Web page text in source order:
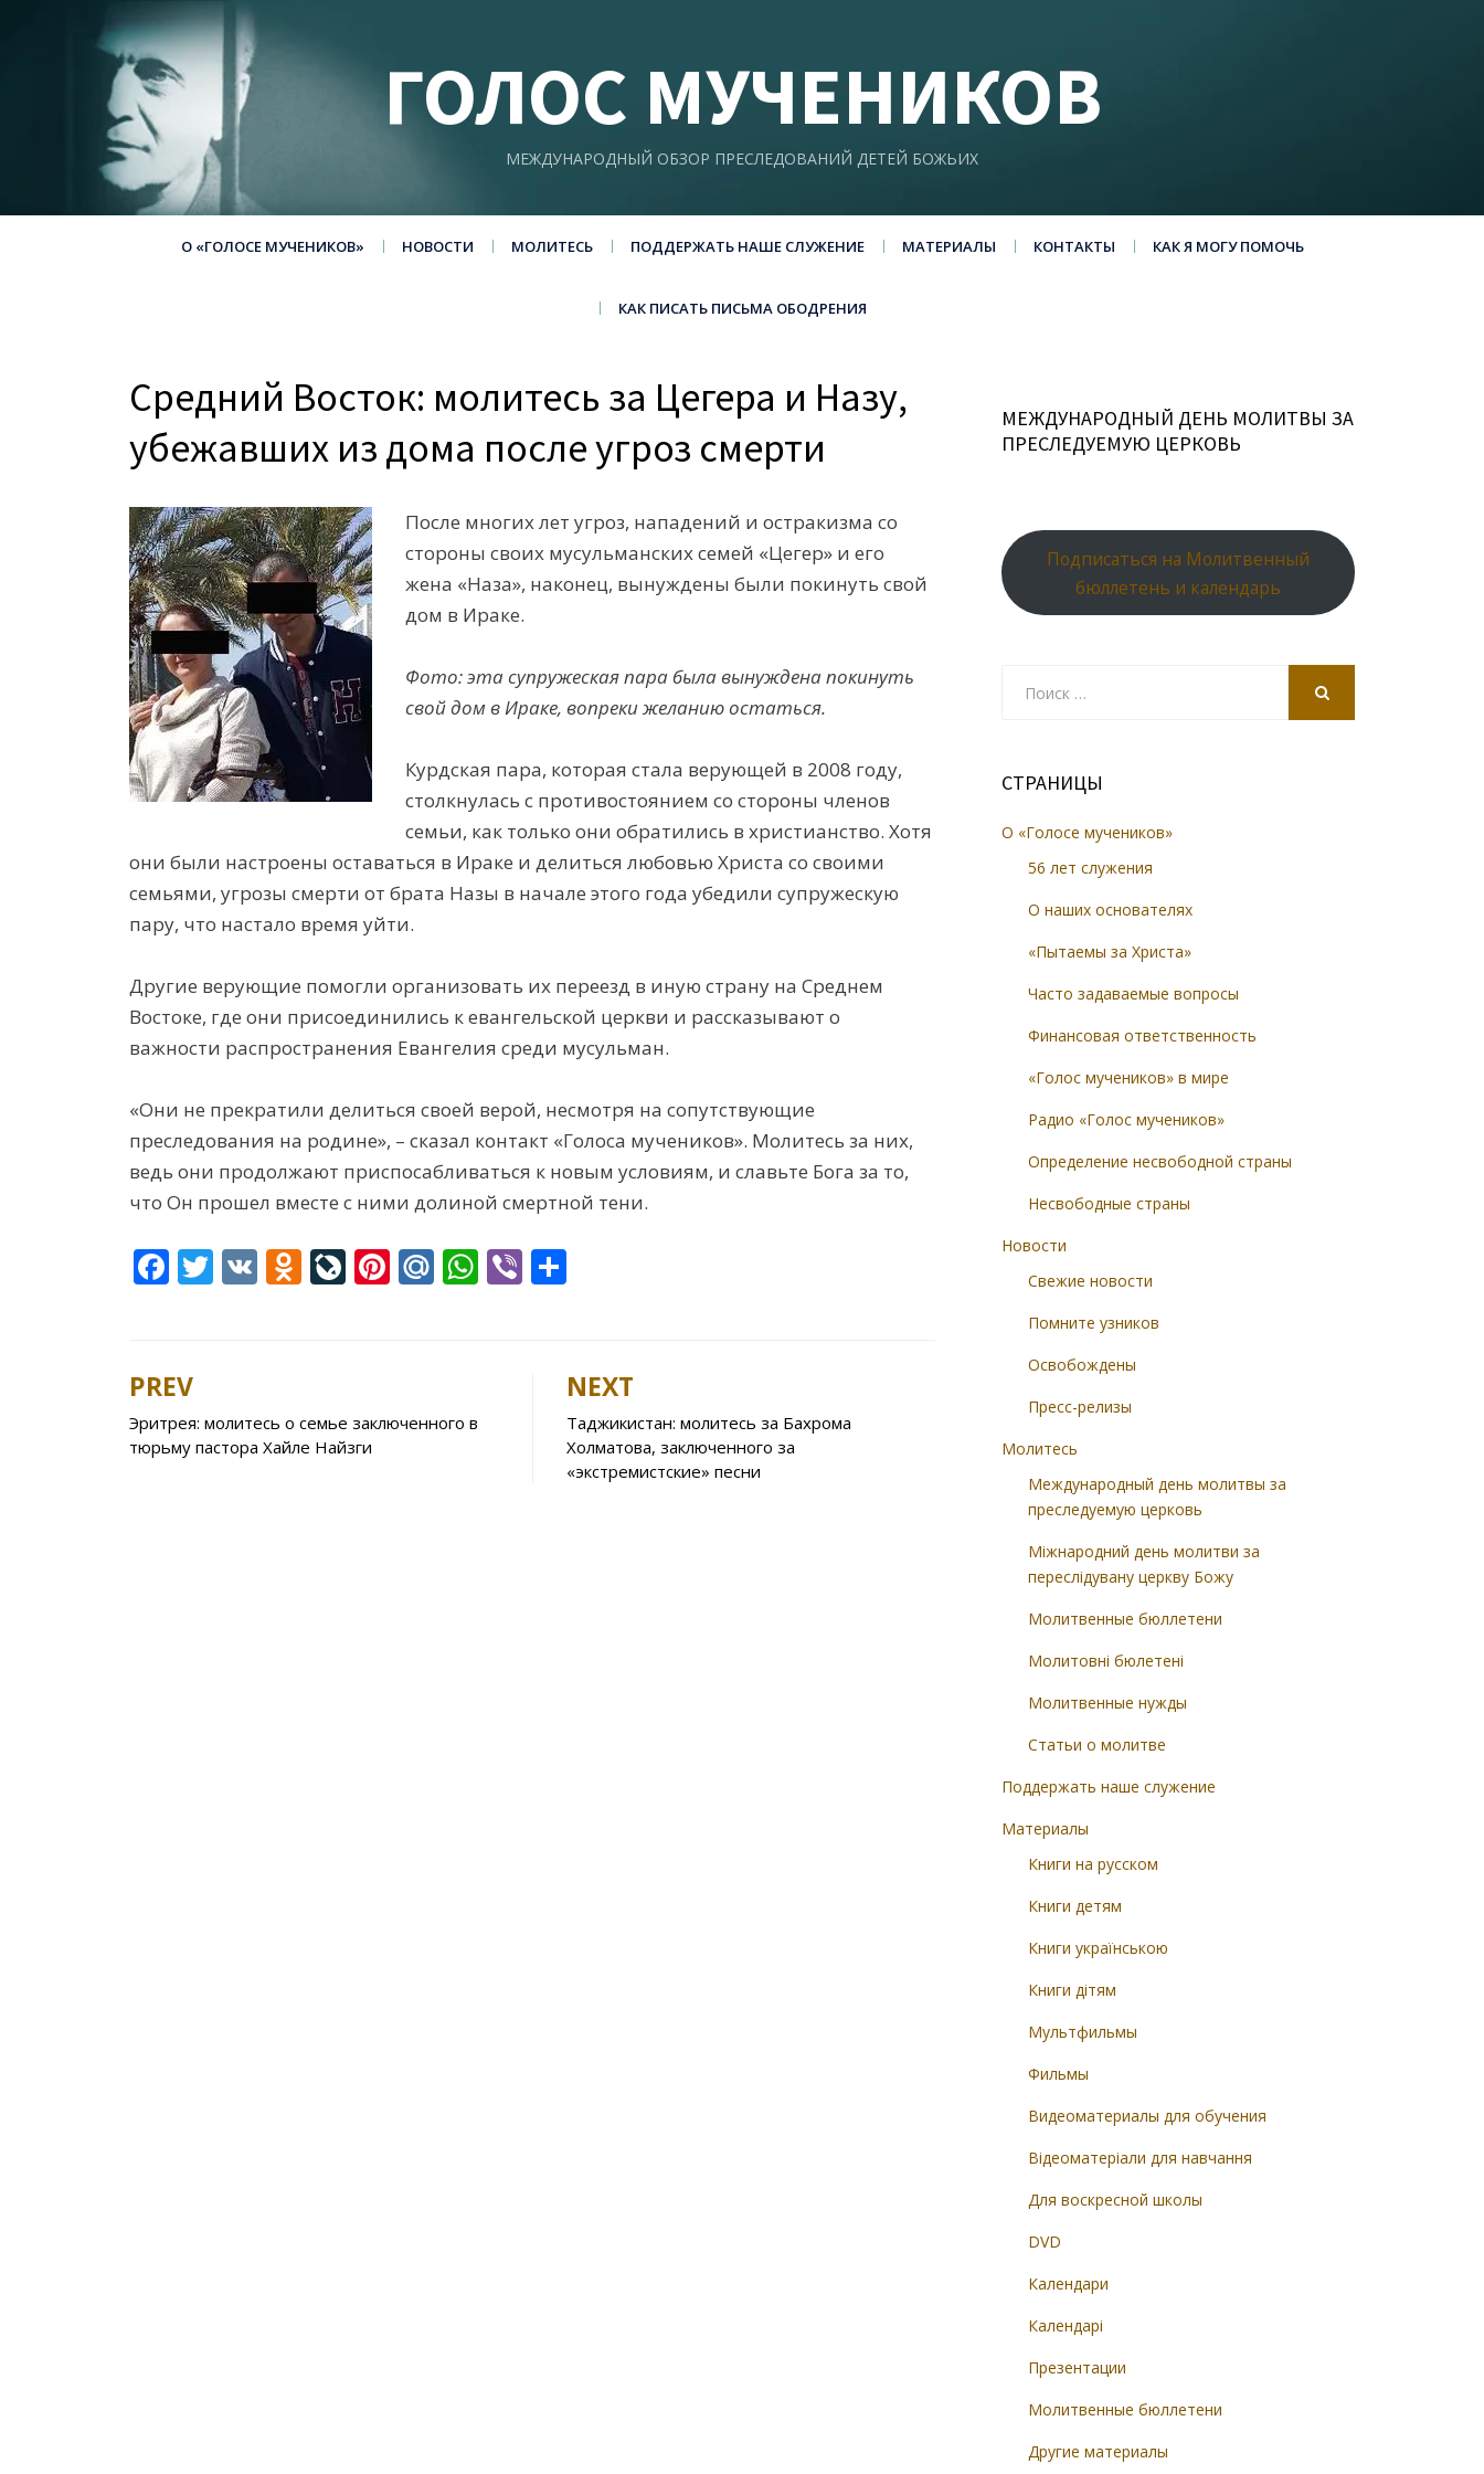
ГОЛОС МУЧЕНИКОВ
МЕЖДУНАРОДНЫЙ ОБЗОР ПРЕСЛЕДОВАНИЙ ДЕТЕЙ БОЖЬИХ
О «ГОЛОСЕ МУЧЕНИКОВ» НОВОСТИ МОЛИТЕСЬ ПОДДЕРЖАТЬ НАШЕ СЛУЖЕНИЕ МАТЕРИАЛЫ КОНТАКТЫ КАК Я МОГУ ПОМОЧЬ
КАК ПИСАТЬ ПИСЬМА ОБОДРЕНИЯ
Средний Восток: молитесь за Цегера и Назу,
убежавших из дома после угроз смерти
После многих лет угроз, нападений и остракизма со
стороны своих мусульманских семей «Цегер» и его
жена «Наза», наконец, вынуждены были покинуть свой
дом в Ираке.
Фото: эта супружеская пара была вынуждена покинуть
свой дом в Ираке, вопреки желанию остаться.
Курдская пара, которая стала верующей в 2008 году,
столкнулась с противостоянием со стороны членов
семьи, как только они обратились в христианство. Хотя
они были настроены оставаться в Ираке и делиться любовью Христа со своими
семьями, угрозы смерти от брата Назы в начале этого года убедили супружескую
пару, что настало время уйти.
Другие верующие помогли организовать их переезд в иную страну на Среднем
Востоке, где они присоединились к евангельской церкви и рассказывают о
важности распространения Евангелия среди мусульман.
«Они не прекратили делиться своей верой, несмотря на сопутствующие
преследования на родине», – сказал контакт «Голоса мучеников». Молитесь за них,
ведь они продолжают приспосабливаться к новым условиям, и славьте Бога за то,
что Он прошел вместе с ними долиной смертной тени.
F
b
o
o
T V O
kl
as
Li
u
r
Pi
st
M
u
W Vi
e
Post
navigation
PREV
Эритрея: молитесь о семье заключенного в
тюрьму пастора Хайле Найзги
NEXT
Таджикистан: молитесь за Бахрома
Холматова, заключенного за
«экстремистские» песни
МЕЖДУНАРОДНЫЙ ДЕНЬ МОЛИТВЫ ЗА
ПРЕСЛЕДУЕМУЮ ЦЕРКОВЬ
Подписаться на Молитвенный
бюллетень и календарь
СТРАНИЦЫ
О «Голосе мучеников»
56 лет служения
О наших основателях
«Пытаемы за Христа»
Часто задаваемые вопросы
Финансовая ответственность
«Голос мучеников» в мире
Радио «Голос мучеников»
Определение несвободной страны
Несвободные страны
Новости
Свежие новости
Помните узников
Освобождены
Пресс-релизы
Молитесь
Международный день молитвы за
преследуемую церковь
Міжнародний день молитви за
переслідувану церкву Божу
Молитвенные бюллетени
Молитовні бюлетені
Молитвенные нужды
Статьи о молитве
Поддержать наше служение
Материалы
Книги на русском
Книги детям
Книги українською
Книги дітям
Мультфильмы
Фильмы
Видеоматериалы для обучения
Відеоматеріали для навчання
Для воскресной школы
DVD
Календари
Календарі
Презентации
Молитвенные бюллетени
Другие материалы